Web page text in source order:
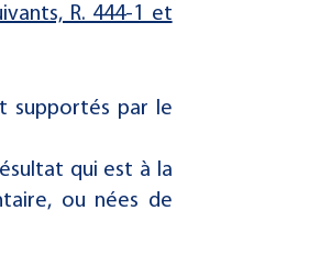
R. 444-1 et
supportés par le
qui est à la
ou nées de